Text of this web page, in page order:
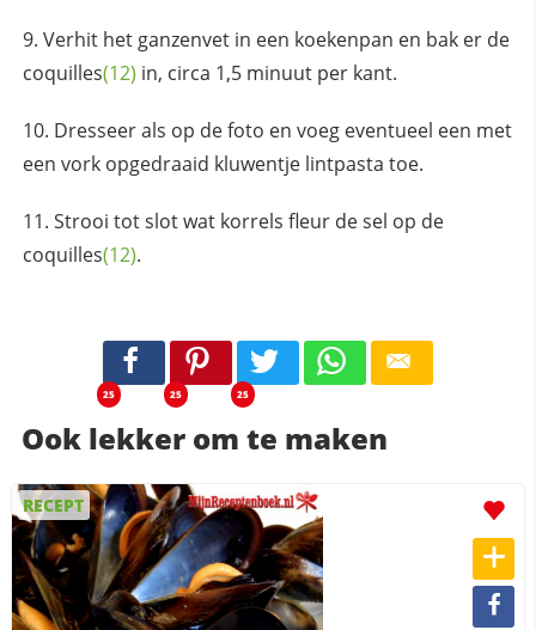
Verhit het ganzenvet in een koekenpan en bak er de
coquilles(12) in, circa 1,5 minuut per kant.
Dresseer als op de foto en voeg eventueel een met
een vork opgedraaid kluwentje lintpasta toe.
Strooi tot slot wat korrels fleur de sel op de
coquilles(12).
25 25 25
Ook lekker om te maken
RECEPT